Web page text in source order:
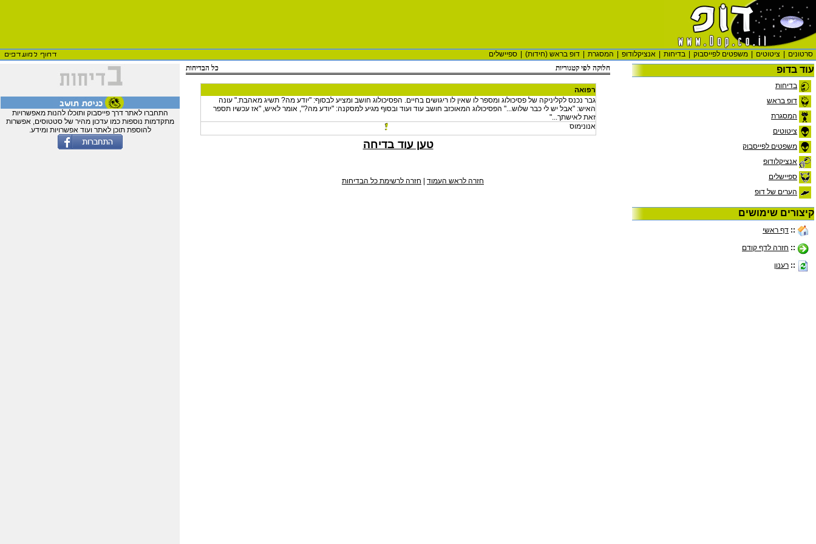
סרטונים ציטוטים משפטים לפייסבוק בדיחות אנציקלודופ המסגרת דופ בראש (חידות) ספיישלים
עוד בדופ
בדיחות
דופ בראש
המסגרת
ציטוטים
משפטים לפייסבוק
אנציקלודופ
ספיישלים
הערים של דופ
קיצורים שימושים
:: דף ראשי
:: חזרה לדף קודם
:: רענון
חלוקה לפי קטגוריות כל הבדיחות
רפואה
גבר נכנס לקליניקה של פסיכולוג ומספר לו שאין לו ריגושים בחיים. הפסיכולוג חושב ומציע לבסוף: "יודע מה? תשיג מאהבת." עונה
האיש: "אבל יש לי כבר שלוש..." הפסיכולוג המאוכזב חושב עוד ועוד ובסוף מגיע למסקנה: "יודע מה?", אומר לאיש, "אז עכשיו תספר
זאת לאישתך..."
אנונימוס
טען עוד בדיחה
חזרה לראש העמוד| חזרה לרשימת כל הבדיחות
התחברו לאתר דרך פייסבוק ותוכלו להנות מאפשרויות
מתקדמות נוספות כמו עדכון מהיר של סטטוסים, אפשרות
להוספת תוכן לאתר ועוד אפשרויות ומידע.